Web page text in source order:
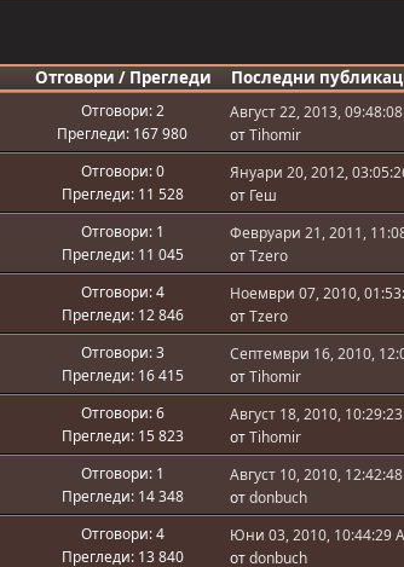
Отговори / Прегледи
Последни
Отговори: 2
Прегледи: 167 980
Август 22, 2013,
отTihomir
Отговори: 0
Прегледи: 11 528
Януари 20, 2012,
от Геш
Отговори: 1
Прегледи: 11 045
Февруари 21, 2011,
отTzero
Отговори: 4
Прегледи: 12 846
Ноември 07, 2010,
отTzero
Отговори: 3
Прегледи: 16 415
Септември 16, 2010,
отTihomir
Отговори: 6
Прегледи: 15 823
Август 18, 2010,
отTihomir
Отговори: 1
Прегледи: 14 348
Август 10, 2010,
отdonbuch
Отговори: 4
Прегледи: 13 840
Юни 03, 2010, 10:44:29
отdonbuch